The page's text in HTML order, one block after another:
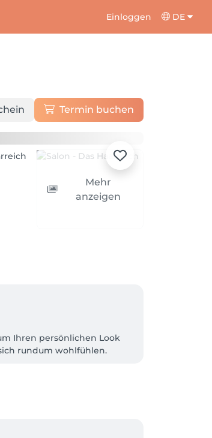
Einloggen DE
Termin buchen
Mehr
anzeigen
Ihren persönlichen Look
rundum wohlfühlen.